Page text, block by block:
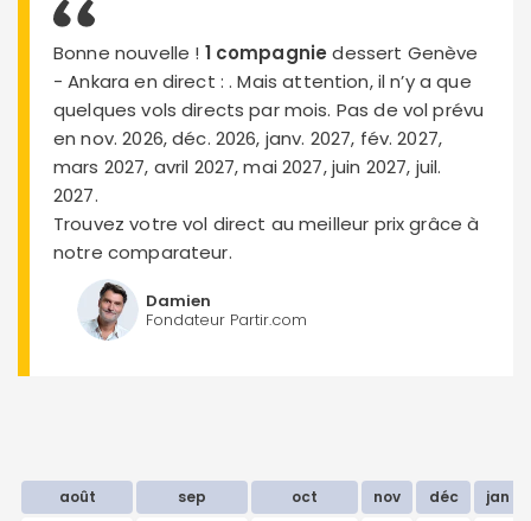
Bonne nouvelle ! 1 compagnie dessert Genève
- Ankara en direct :. Mais attention, il n’y a que
quelques vols directs par mois. Pas de vol prévu
en nov. 2026, déc. 2026, janv. 2027, fév. 2027,
mars 2027, avril 2027, mai 2027, juin 2027, juil.
2027.
Trouvez votre vol direct au meilleur prix grâce à
notre comparateur.
Damien
Fondateur Partir.com
août sep oct nov déc jan